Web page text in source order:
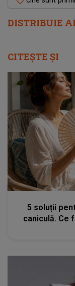
DISTRIBUIE
CITEȘTE ȘI
5 soluții
caniculă. Ce